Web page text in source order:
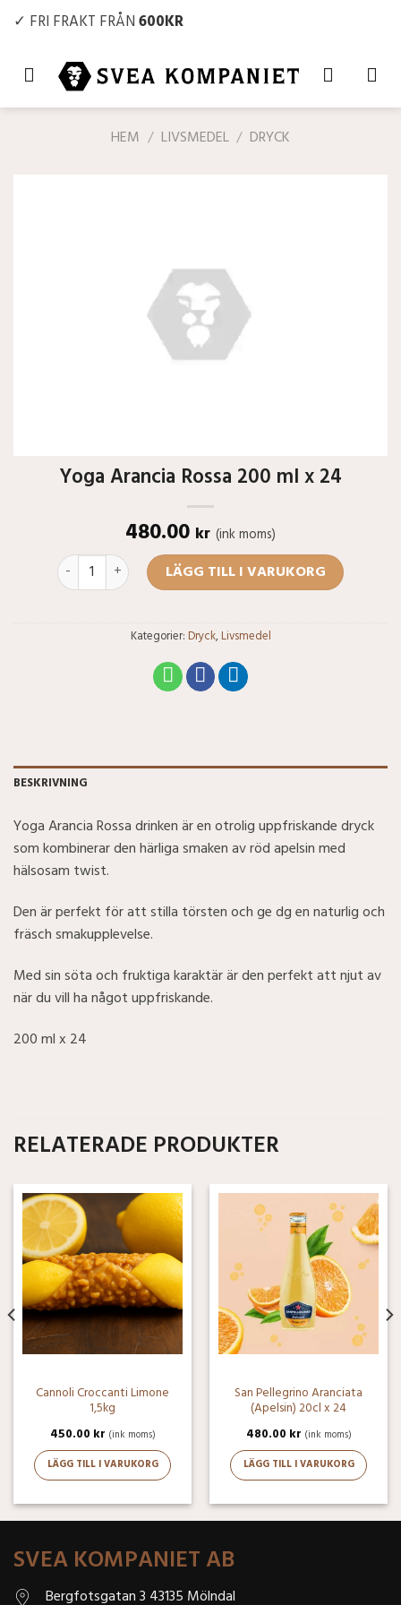
✓ FRI FRAKT FRÅN600KR
HEM / LIVSMEDEL / DRYCK
Yoga Arancia Rossa 200 ml x 24
480.00 kr (ink moms)
Yoga Arancia Rossa 200 ml x 24 mängd
LÄGG TILL I VARUKORG
Kategorier: Dryck,Livsmedel
BESKRIVNING
Yoga Arancia Rossa drinken är en otrolig uppfriskande dryck
som kombinerar den härliga smaken av röd apelsin med
hälsosam twist.
Den är perfekt för att stilla törsten och ge dg en naturlig och
fräsch smakupplevelse.
Med sin söta och fruktiga karaktär är den perfekt att njut av
när du vill ha något uppfriskande.
200 ml x 24
RELATERADE PRODUKTER
Cannoli Croccanti ­Limone
1,5kg
450.00 kr (ink moms)
LÄGG TILL I VARUKORG
San Pellegrino Aranciata
(Apelsin) 20cl x 24
480.00 kr (ink moms)
LÄGG TILL I VARUKORG
SVEA KOMPANIET AB
Bergfotsgatan 3 43135 Mölndal